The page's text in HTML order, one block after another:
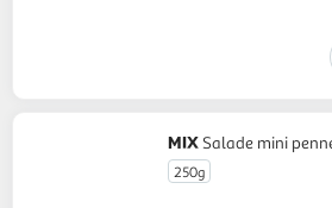
MIXSalade mini
250g